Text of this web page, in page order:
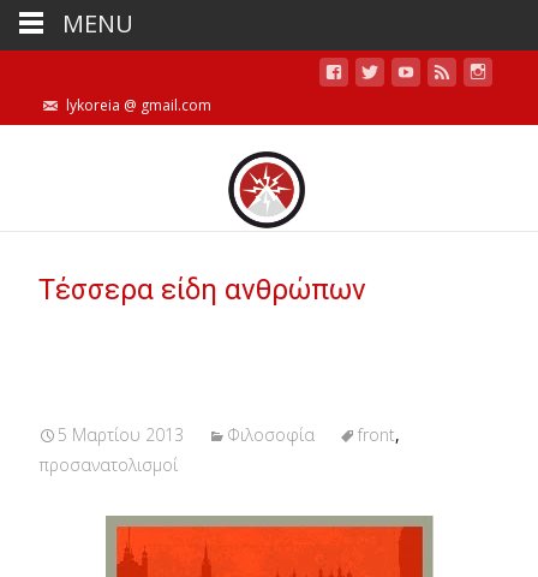
lykoreia @ gmail.com
Τέσσερα είδη ανθρώπων
5 Μαρτίου 2013 Φιλοσοφία front,
προσανατολισμοί
MENU